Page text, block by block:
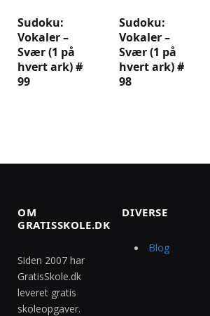
Sudoku:
Vokaler –
Svær (1 på
hvert ark) #
99
Sudoku:
Vokaler –
Svær (1 på
hvert ark) #
98
OM
GRATISSKOLE.DK
Siden 2007 har
GratisSkole.dk
leveret gratis
skoleopgaver.
DIVERSE
Blog